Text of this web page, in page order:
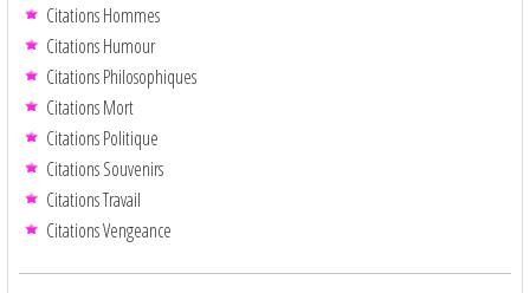
Citations Hommes
Citations Humour
Citations Philosophiques
Citations Mort
Citations Politique
Citations Souvenirs
Citations Travail
Citations Vengeance